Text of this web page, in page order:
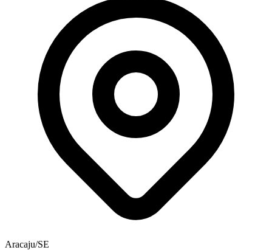
Aracaju/SE